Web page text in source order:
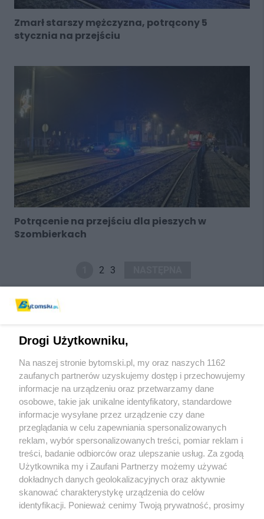
Zmarł starszy mężczyzna, potrącony 5
stycznia na przejściu
Potrącenie na przejściu dla pieszych w
Szombierkach
2 3
Wydawca mediów lokalnych
Nie zapomnij
zapoznać się z:
polityką prywatności regulamin korzystania z portali
Twojemiasto
Piekary Śląskie
Chorzów
Tarnowskie Góry
Skontaktuj sięz nami
Kontakt
Wydawca
Pogoda
Drogi Użytkowniku,
Na naszej stronie bytomski.pl, my oraz naszych 1162
zaufanych partnerów uzyskujemy dostęp i przechowujemy
informacje na urządzeniu oraz przetwarzamy dane
osobowe, takie jak unikalne identyfikatory, standardowe
informacje wysyłane przez urządzenie czy dane
przeglądania w celu zapewniania spersonalizowanych
reklam, wybór spersonalizowanych treści, pomiar reklam i
treści, badanie odbiorców oraz ulepszanie usług. Za zgodą
Użytkownika my i Zaufani Partnerzy możemy używać
dokładnych danych geolokalizacyjnych oraz aktywnie
skanować charakterystykę urządzenia do celów
identyfikacji. Ponieważ cenimy Twoją prywatność, prosimy